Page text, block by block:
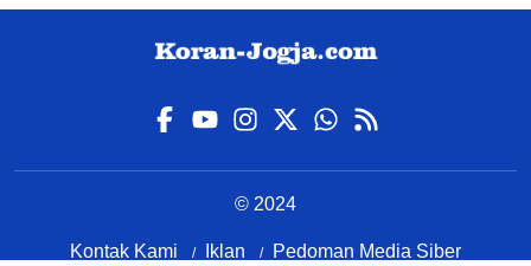
© 2024
Kontak Kami Iklan Pedoman Media Siber